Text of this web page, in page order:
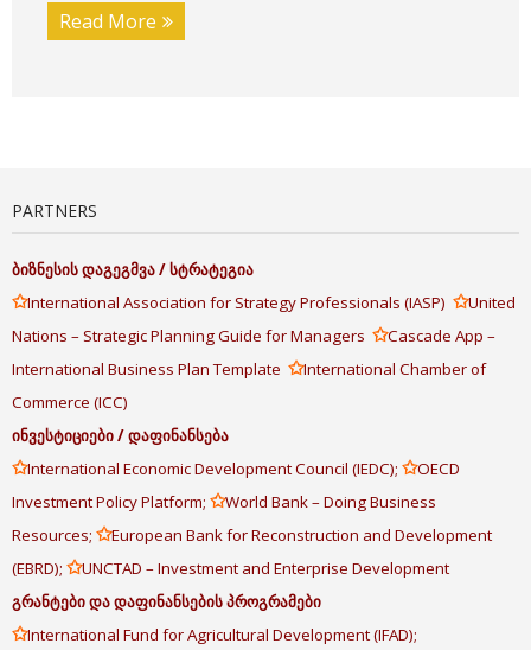
Read More
PARTNERS
ბიზნესისდაგეგმვა/სტრატეგია
✩International Association for Strategy Professionals (IASP) ✩United
Nations – Strategic Planning Guide for Managers ✩Cascade App –
International Business Plan Template ✩International Chamber of
Commerce (ICC)
ინვესტიციები/დაფინანსება
✩International Economic Development Council (IEDC); ✩OECD
Investment Policy Platform; ✩World Bank – Doing Business
Resources; ✩European Bank for Reconstruction and Development
(EBRD); ✩UNCTAD – Investment and Enterprise Development
გრანტებიდადაფინანსებისპროგრამები
✩International Fund for Agricultural Development (IFAD);